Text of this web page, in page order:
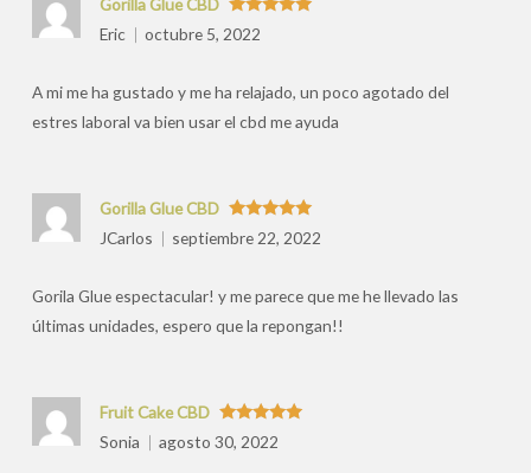
Valorado
con
Eric
octubre 5, 2022
A mi me ha gustado y me ha relajado, un poco agotado del
estres laboral va bien usar el cbd me ayuda
Valorado
con5de 5
Gorilla Glue CBD
JCarlos
septiembre 22, 2022
Gorila Glue espectacular! y me parece que me he llevado las
últimas unidades, espero que la repongan!!
Valorado
con5de 5
Fruit Cake CBD
Sonia
agosto 30, 2022